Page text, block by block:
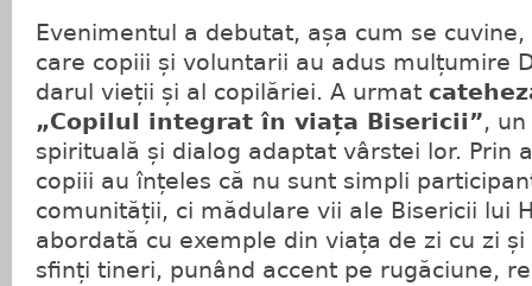
Evenimentul a debutat, așa cum se
care copiii și voluntarii au adus mulțumire
darul vieții și al copilăriei. A urmat
„Copilul integrat în viața Bisericii”,
spirituală și dialog adaptat vârstei lor. Prin
copiii au înțeles că nu sunt simpli
comunității, ci mădulare vii ale Bisericii lui
abordată cu exemple din viața de zi cu zi
sfinți tineri, punând accent pe rugăciune,